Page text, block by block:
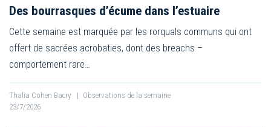
Des bourrasques d’écume dans l’estuaire
Cette semaine est marquée par les rorquals communs qui ont
offert de sacrées acrobaties, dont des breachs –
comportement rare…
Thalia Cohen Bacry | Observations de la semaine
23/7/2026